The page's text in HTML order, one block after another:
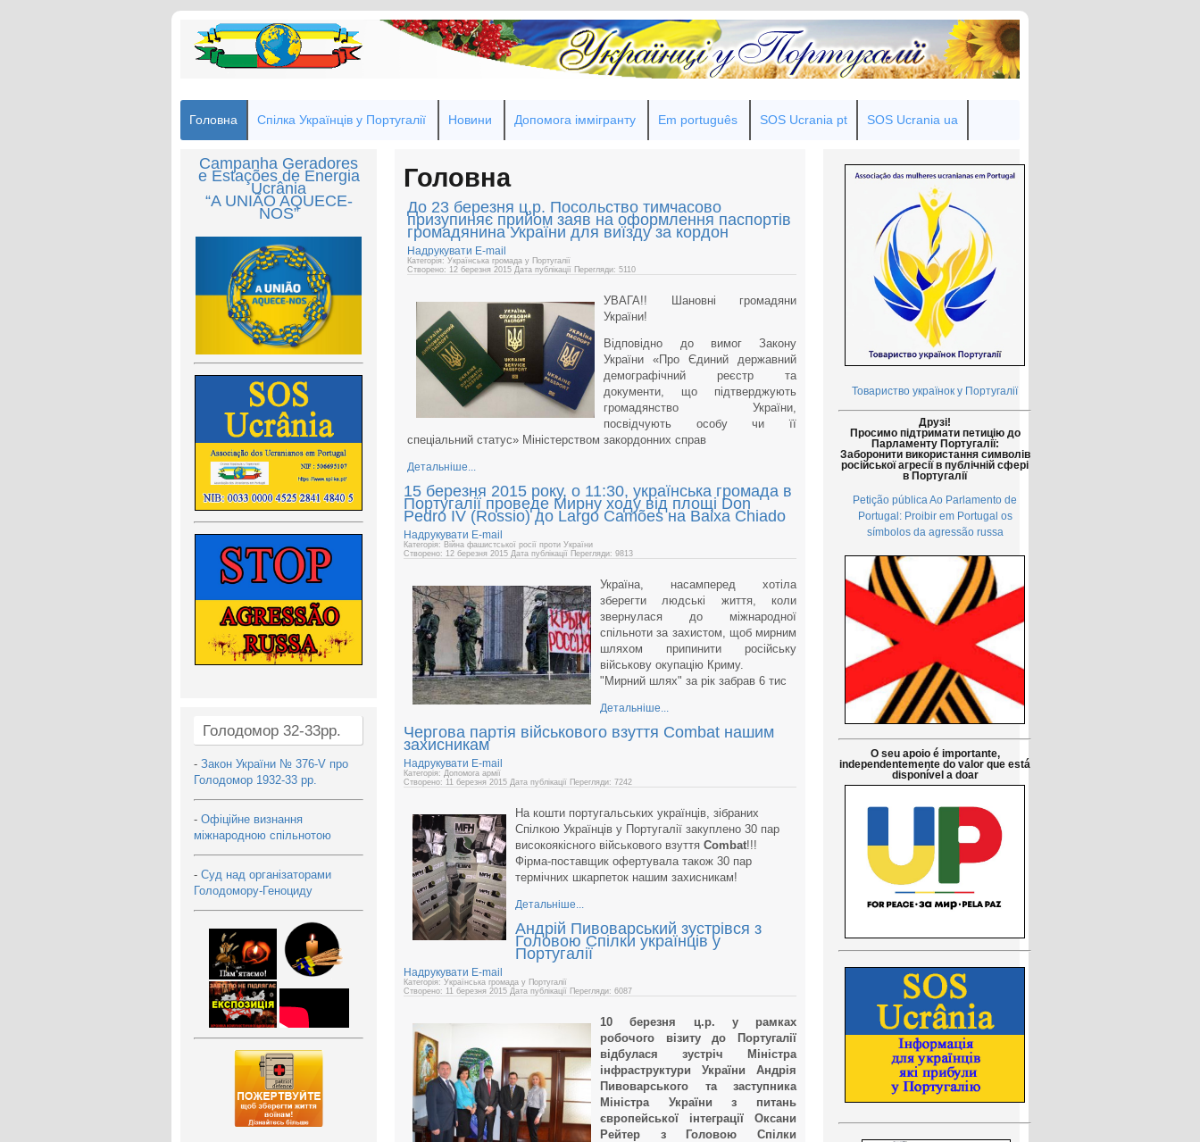
Головна Спілка Українців у Португалії Новини Допомога іммігранту Em português SOS Ucrania pt SOS Ucrania ua
Campanha Geradores
e Estações de Energia
Ucrânia
“A UNIÃO AQUECE-
NOS”
Голодомор 32-33рр.
- Закон України № 376-V про
Голодомор 1932-33 рр.
- Офіційне визнання
міжнародною спільнотою
- Суд над організаторами
Голодомору-Геноциду
Головна
До 23 березня ц.р. Посольство тимчасово
призупиняє прийом заяв на оформлення паспортів
громадянина України для виїзду за кордон
Надрукувати E-mail
Категорія: Українська громада у Португалії
Створено: 12 березня 2015 Дата публікації Перегляди: 5110
УВАГА!! Шановні громадяни
України!
Відповідно до вимог Закону
України «Про Єдиний державний
демографічний реєстр та
документи, що підтверджують
громадянство України,
посвідчують особу чи її
спеціальний статус» Міністерством закордонних справ
Детальніше...
15 березня 2015 року, о 11:30, українська громада в
Португалії проведе Мирну ходу від площі Don
Pedro IV (Rossio) до Largo Camões на Baixa Chiado
Надрукувати E-mail
Категорія: Війна фашистської росії проти України
Створено: 12 березня 2015 Дата публікації Перегляди: 9813
Україна, насамперед хотіла
зберегти людські життя, коли
звернулася до міжнародної
спільноти за захистом, щоб мирним
шляхом припинити російську
військову окупацію Криму.
"Мирний шлях" за рік забрав 6 тис
Детальніше...
Чергова партія військового взуття Combat нашим
захисникам
Надрукувати E-mail
Категорія: Допомога армії
Створено: 11 березня 2015 Дата публікації Перегляди: 7242
На кошти португальських українців, зібраних
Спілкою Українців у Португалії закуплено 30 пар
високоякісного військового взуття Combat!!!
Фірма-поставщик офертувала також 30 пар
термічних шкарпеток нашим захисникам!
Детальніше...
Андрій Пивоварський зустрівся з
Головою Спілки українців у
Португалії
Надрукувати E-mail
Категорія: Українська громада у Португалії
Створено: 11 березня 2015 Дата публікації Перегляди: 6087
10 березня ц.р. у рамках
робочого візиту до Португалії
відбулася зустріч Міністра
інфраструктури України Андрія
Пивоварського та заступника
Міністра України з питань
європейської інтеграції Оксани
Рейтер з Головою Спілки
Товариство українок у Португалії
Друзі!
Просимо підтримати петицію до
Парламенту Португалії:
Заборонити використання символів
російської агресії в публічній сфері
в Португалії
Petição pública Ao Parlamento de
Portugal: Proibir em Portugal os
símbolos da agressão russa
O seu apoio é importante,
independentemente do valor que está
disponível a doar